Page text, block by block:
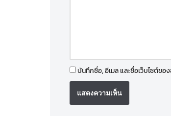
บันทึกชื่อ, อีเมล และชื่อเว็บไซต์ขอ